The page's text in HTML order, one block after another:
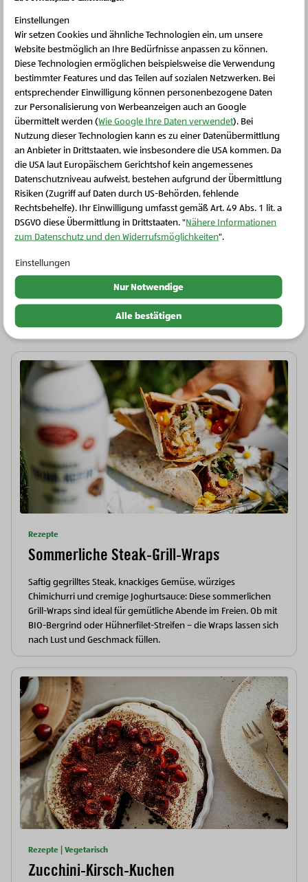
Schritt 4
Backofen auf 180°C Umluft vorheizen. Auflaufform
mit Butter einfetten, gekochte Fleckerl und die
Schinken-Kürbis-Mischung hineingeben und
vermengen. Den Guss gleichmäßig darüber leeren
und alles mit dem Käse bestreuen.
Schritt 5
Für 30 bis 40 Minuten backen, bis der Käse
goldbraun ist. Mit gehacktem Schnittlauch oder
frischer Petersilie garnieren und servieren.
Weitere Rezepte
Rezepte
Sommerliche Steak-Grill-Wraps
Saftig gegrilltes Steak, knackiges Gemüse, würziges
Chimichurri und cremige Joghurtsauce: Diese sommerlichen
Grill-Wraps sind ideal für gemütliche Abende im Freien. Ob mit
BIO-Bergrind oder Hühnerfilet-Streifen – die Wraps lassen sich
nach Lust und Geschmack füllen.
Rezepte | Vegetarisch
Zucchini-Kirsch-Kuchen
Schließen Sie dieses Feld
Einstellungen
Wir setzen Cookies und ähnliche Technologien ein, um unsere
Website bestmöglich an Ihre Bedürfnisse anpassen zu können.
Diese Technologien ermöglichen beispielsweise die Verwendung
bestimmter Features und das Teilen auf sozialen Netzwerken. Bei
entsprechender Einwilligung können personenbezogene Daten
zur Personalisierung von Werbeanzeigen auch an Google
übermittelt werden (Wie Google Ihre Daten verwendet). Bei
Nutzung dieser Technologien kann es zu einer Datenübermittlung
an Anbieter in Drittstaaten, wie insbesondere die USA kommen. Da
die USA laut Europäischem Gerichtshof kein angemessenes
Datenschutzniveau aufweist, bestehen aufgrund der Übermittlung
Risiken (Zugriff auf Daten durch US-Behörden, fehlende
Rechtsbehelfe). Ihr Einwilligung umfasst gemäß Art. 49 Abs. 1 lit. a
DSGVO diese Übermittlung in Drittstaaten. "Nähere Informationen
zum Datenschutz und den Widerrufsmöglichkeiten".
Einstellungen
Nur Notwendige
Alle bestätigen